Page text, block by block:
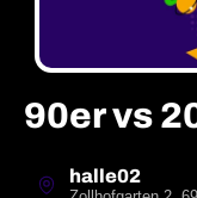
90er vs
halle02